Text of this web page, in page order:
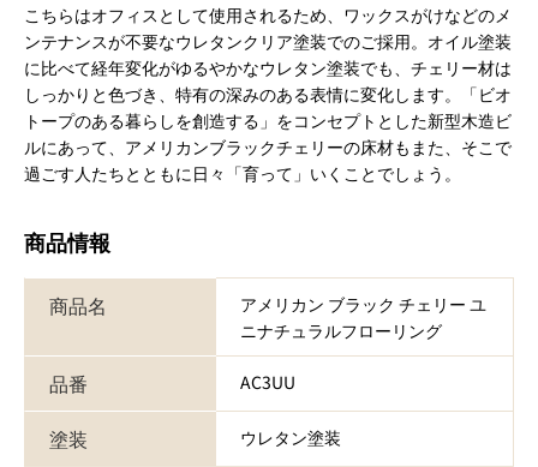
こちらはオフィスとして使用されるため、ワックスがけなどのメ
ンテナンスが不要なウレタンクリア塗装でのご採用。オイル塗装
に比べて経年変化がゆるやかなウレタン塗装でも、チェリー材は
しっかりと色づき、特有の深みのある表情に変化します。「ビオ
トープのある暮らしを創造する」をコンセプトとした新型木造ビ
ルにあって、アメリカンブラックチェリーの床材もまた、そこで
過ごす人たちとともに日々「育って」いくことでしょう。
商品情報
商品名
アメリカン ブラック チェリー ユ
ニナチュラルフローリング
品番 AC3UU
塗装 ウレタン塗装